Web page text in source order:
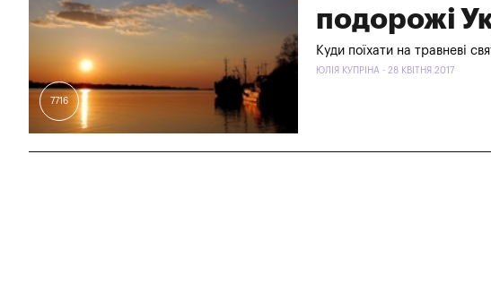
7716
подорожі
Куди поїхати на травневі
ЮЛІЯ КУПРІНА - 28 КВІТНЯ 2017